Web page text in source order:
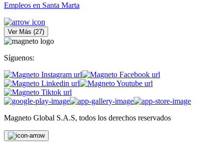
Empleos en Santa Marta
Ver Más (27)
Síguenos:
Magneto Global S.A.S, todos los derechos reservados